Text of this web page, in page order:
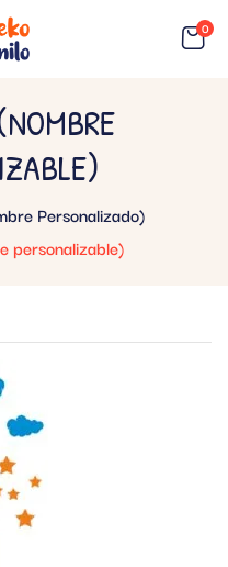
0
Personalizado)
personalizable)